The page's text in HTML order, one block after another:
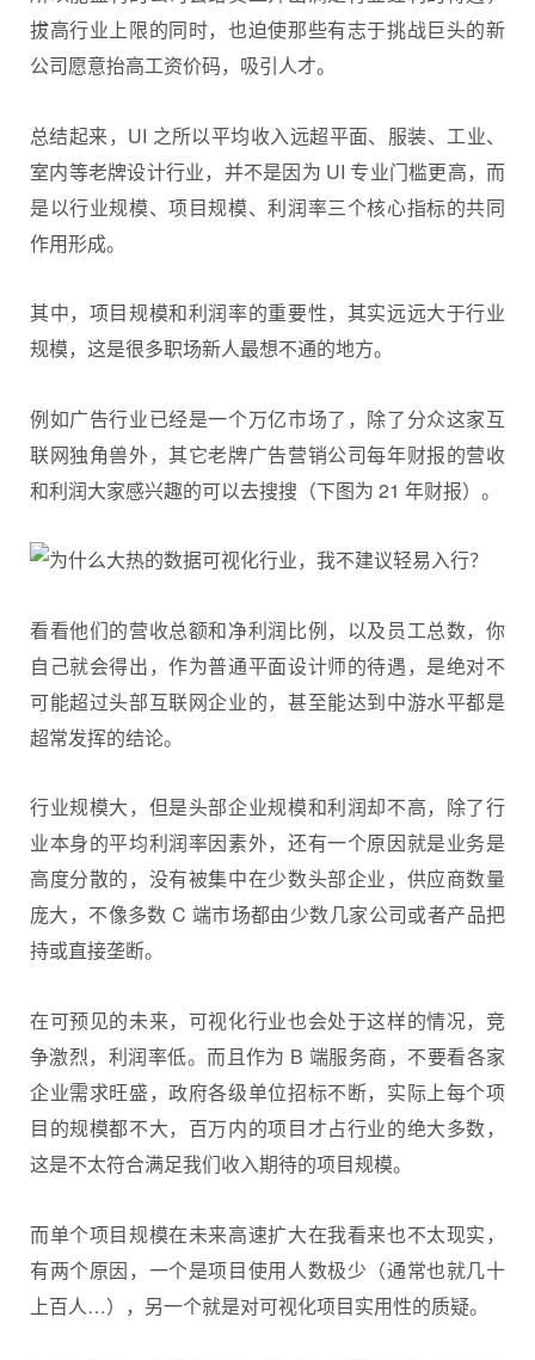
拔高行业上限的同时，也迫使那些有志于挑战巨头的新
公司愿意抬高工资价码，吸引人才。
总结起来，UI 之所以平均收入远超平面、服装、工业、
室内等老牌设计行业，并不是因为 UI 专业门槛更高，而
是以行业规模、项目规模、利润率三个核心指标的共同
作用形成。
其中，项目规模和利润率的重要性，其实远远大于行业
规模，这是很多职场新人最想不通的地方。
例如广告行业已经是一个万亿市场了，除了分众这家互
联网独角兽外，其它老牌广告营销公司每年财报的营收
和利润大家感兴趣的可以去搜搜（下图为 21 年财报）。
看看他们的营收总额和净利润比例，以及员工总数，你
自己就会得出，作为普通平面设计师的待遇，是绝对不
可能超过头部互联网企业的，甚至能达到中游水平都是
超常发挥的结论。
行业规模大，但是头部企业规模和利润却不高，除了行
业本身的平均利润率因素外，还有一个原因就是业务是
高度分散的，没有被集中在少数头部企业，供应商数量
庞大，不像多数 C 端市场都由少数几家公司或者产品把
持或直接垄断。
在可预见的未来，可视化行业也会处于这样的情况，竞
争激烈，利润率低。而且作为 B 端服务商，不要看各家
企业需求旺盛，政府各级单位招标不断，实际上每个项
目的规模都不大，百万内的项目才占行业的绝大多数，
这是不太符合满足我们收入期待的项目规模。
而单个项目规模在未来高速扩大在我看来也不太现实，
有两个原因，一个是项目使用人数极少（通常也就几十
上百人…），另一个就是对可视化项目实用性的质疑。